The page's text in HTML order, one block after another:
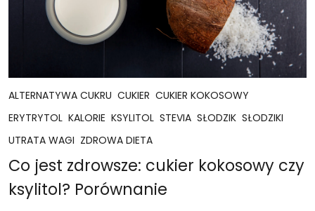
ALTERNATYWA CUKRU CUKIER CUKIER KOKOSOWY
ERYTRYTOL KALORIE KSYLITOL STEVIA SŁODZIK SŁODZIKI
UTRATA WAGI ZDROWA DIETA
Co jest zdrowsze: cukier kokosowy czy
ksylitol? Porównanie